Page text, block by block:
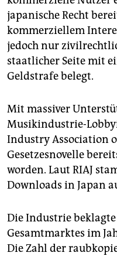
japanische Recht
kommerziellem
jedoch nur
staatlicher Seite mit
Geldstrafe belegt.
Mit massiver
Musikindustrie-
Industry Association
Gesetzesnovelle
worden. Laut RIAJ
Downloads in Japan
Die Industrie beklagte
Gesamtmarktes im
Die Zahl der